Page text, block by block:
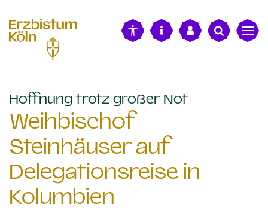
Hoffnung trotz großer Not:
Weihbischof
Steinhäuser auf
Delegationsreise in
Kolumbien